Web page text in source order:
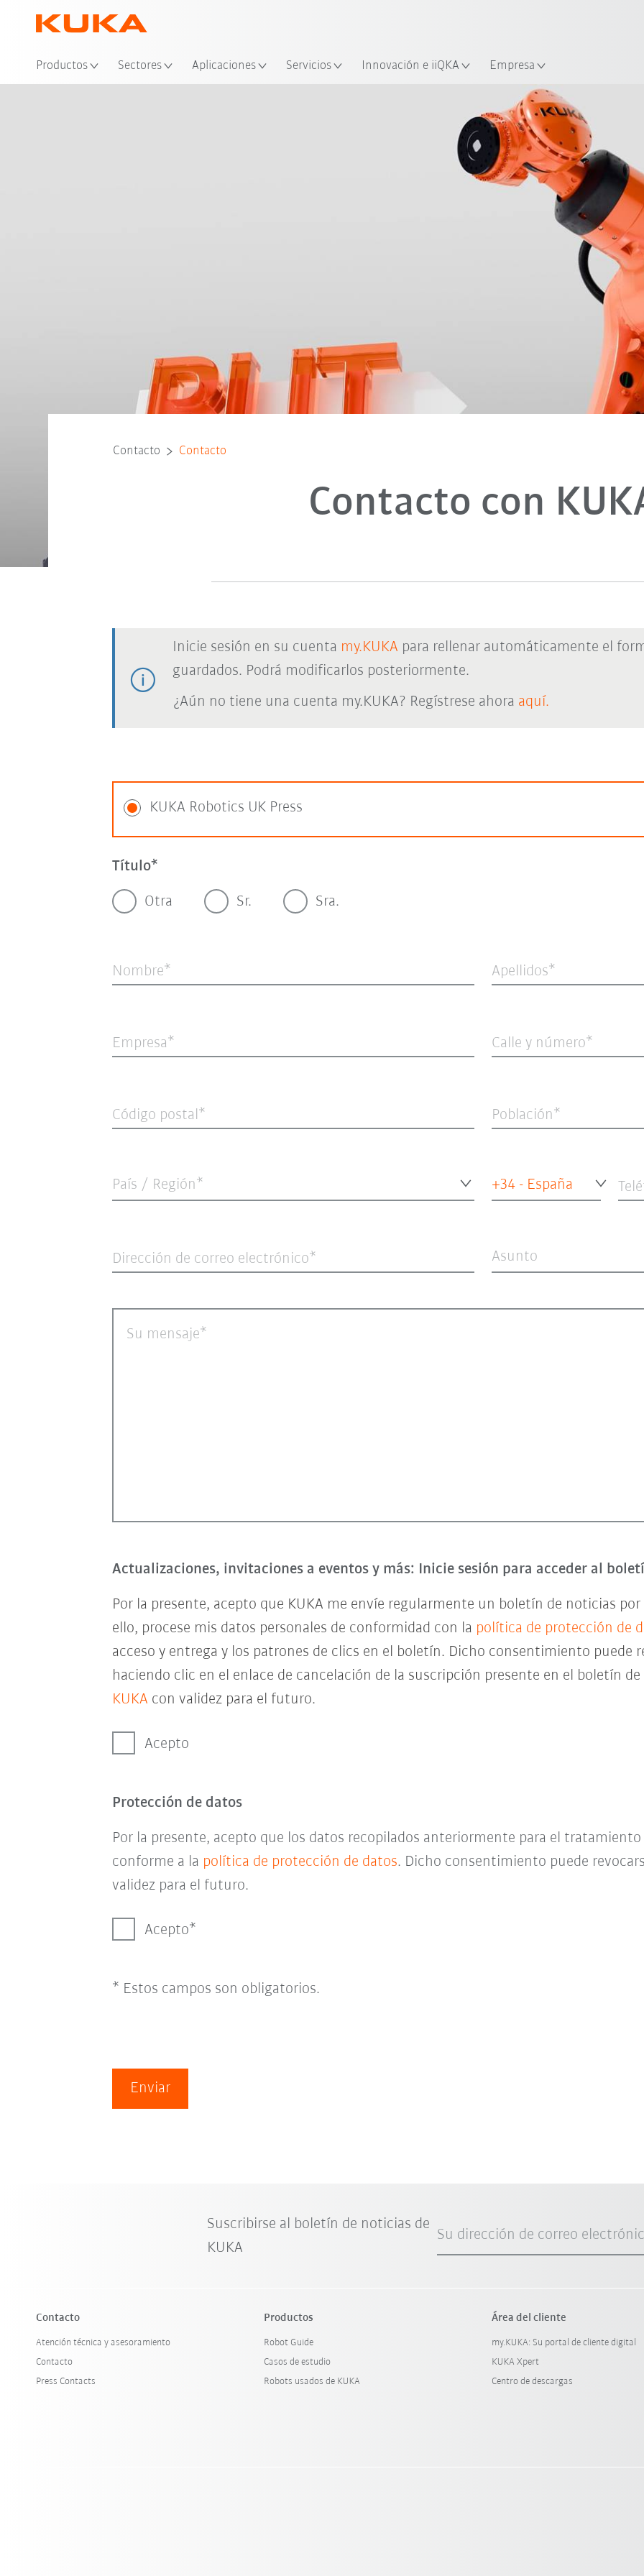
Productos Sectores Aplicaciones Servicios Innovación e iiQKA Empresa
Contacto Contacto
Contacto con
Inicie sesión en su cuenta my.KUKA para rellenar automáticamente el
guardados. Podrá modificarlos posteriormente.
¿Aún no tiene una cuenta my.KUKA? Regístrese ahora aquí.
KUKA Robotics UK Press
Título
Otra Sr. Sra.
Nombre Apellidos
Empresa Calle y número
Código postal Población
País / Región* +34 - España
Dirección de correo electrónico Asunto
Su mensaje
Actualizaciones, invitaciones a eventos y más: Inicie sesión para acceder al
Por la presente, acepto que KUKA me envíe regularmente un boletín de noticias
ello, procese mis datos personales de conformidad con la política de protección de
acceso y entrega y los patrones de clics en el boletín. Dicho consentimiento puede
haciendo clic en el enlace de cancelación de la suscripción presente en el boletín
KUKA con validez para el futuro.
Acepto
Protección de datos
Por la presente, acepto que los datos recopilados anteriormente para el
conforme a la política de protección de datos. Dicho consentimiento puede
validez para el futuro.
Acepto
* Estos campos son obligatorios.
Enviar
Suscribirse al boletín de noticias de
KUKA
Su dirección de correo
Contacto
Atención técnica y asesoramiento
Contacto
Press Contacts
Productos
Robot Guide
Casos de estudio
Robots usados de KUKA
Área del cliente
my.KUKA: Su portal de cliente digital
KUKA Xpert
Centro de descargas